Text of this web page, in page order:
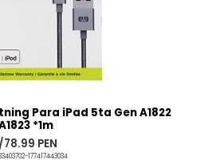
Para iPad 5ta Gen A1822
*1m
78.99 PEN
177417443034